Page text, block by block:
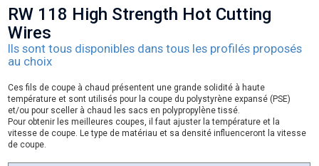
RW 118 High Strength Hot Cutting
Wires
Ils sont tous disponibles dans tous les profilés proposés
au choix
Ces fils de coupe à chaud présentent une grande solidité à haute
température et sont utilisés pour la coupe du polystyrène expansé (PSE)
et/ou pour sceller à chaud les sacs en polypropylène tissé.
Pour obtenir les meilleures coupes, il faut ajuster la température et la
vitesse de coupe. Le type de matériau et sa densité influenceront la vitesse
de coupe.